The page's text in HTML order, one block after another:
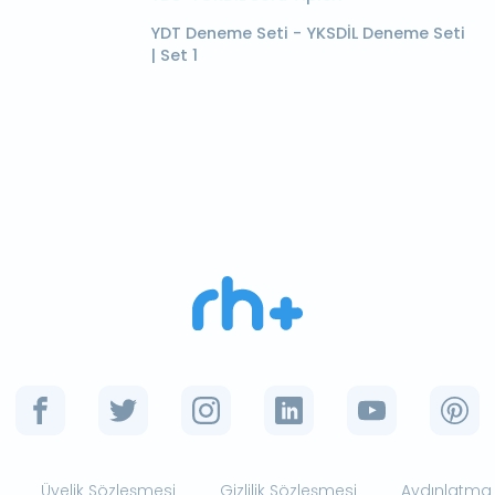
YDT Deneme Seti - YKSDİL Deneme Seti
| Set 1
Üyelik Sözleşmesi Gizlilik Sözleşmesi